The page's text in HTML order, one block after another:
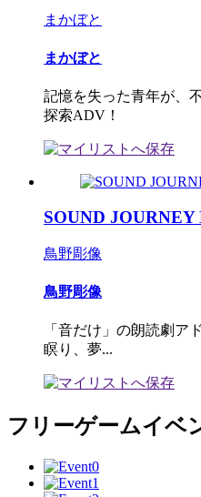
まかぼと
まかぼと
記憶を失った青年が、
探索ADV！
SOUND
鳥野彫像
鳥野彫像
「音だけ」の朗読劇ア
瞑り、夢...
フリーゲームイベ